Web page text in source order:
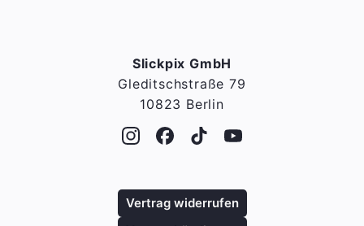
Slickpix GmbH
Gleditschstraße 79
10823 Berlin
Vertrag widerrufen